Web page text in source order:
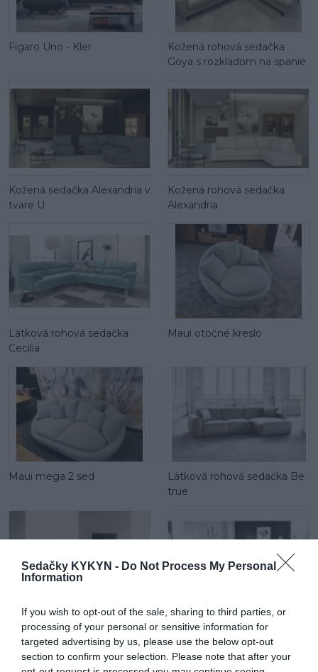
Sedačky KYKYN - Do Not Process My Personal
Information
If you wish to opt-out of the sale, sharing to third parties, or
processing of your personal or sensitive information for
targeted advertising by us, please use the below opt-out
section to confirm your selection. Please note that after your
Figaro Uno - Kler
Kožená rohová sedačka
Goya s rozkladom na spanie
Kožená sedačka Alexandria v
tvare U
Kožená rohová sedačka
Alexandria
Látková rohová sedačka
Cecilia
Maui otočné kreslo
Maui mega 2 sed
Látková rohová sedačka Be
true
Be comfy v koži
Látková rohová sedačka